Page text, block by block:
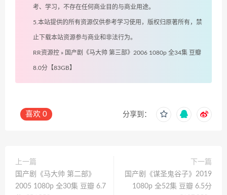
考、学习，不存在任何商业目的与商业用途。
5.本站提供的所有资源仅供参考学习使用，版权归原著所有，禁
止下载本站资源参与商业和非法行为。
RR资源控 » 国产剧《马大帅 第三部》2006 1080p 全34集 豆瓣
8.0分【83GB】
喜欢 0 分享到：
上一篇
国产剧《马大帅 第二部》
2005 1080p 全30集 豆瓣 6.7
下一篇
国产剧《谋圣鬼谷子》2019
1080p 全52集 豆瓣 6.5分